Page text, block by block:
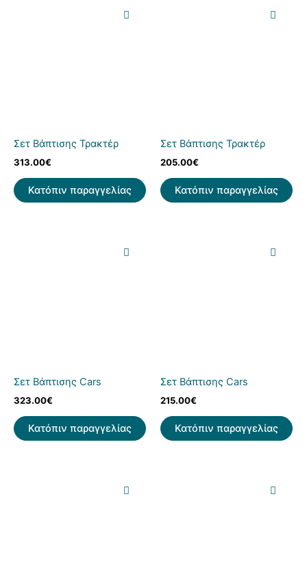
Σετ Βάπτισης Τρακτέρ
313.00€
Κατόπιν παραγγελίας
Σετ Βάπτισης Τρακτέρ
205.00€
Κατόπιν παραγγελίας
Σετ Βάπτισης Cars
323.00€
Κατόπιν παραγγελίας
Σετ Βάπτισης Cars
215.00€
Κατόπιν παραγγελίας